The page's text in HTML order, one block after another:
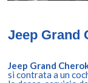
Jeep Grand
Jeep Grand
si contrata a un